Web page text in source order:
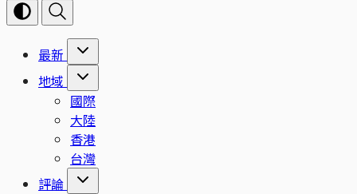
最新
地域
國際
大陸
香港
台灣
評論